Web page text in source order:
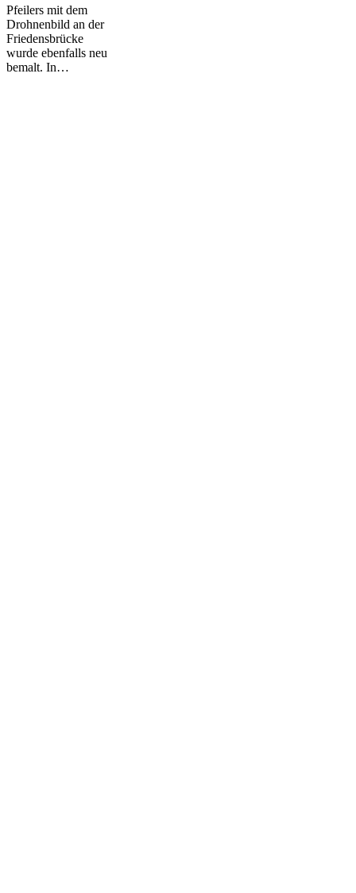
Pfeilers mit dem
Drohnenbild an der
Friedensbrücke
wurde ebenfalls neu
bemalt. In…